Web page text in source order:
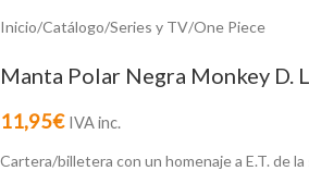
Inicio/Catálogo/Series y TV/One Piece
Manta Polar Negra Monkey D.
11,95€ IVA inc.
Cartera/billetera con un homenaje a E.T. de